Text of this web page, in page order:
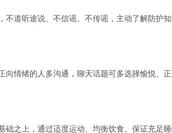
道听途说、不信谣、不传谣，主动了解防护
情绪的人多沟通，聊天话题可多选择愉悦、
之上，通过适度运动、均衡饮食、保证充足